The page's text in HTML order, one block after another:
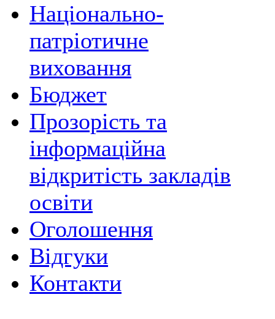
Національно-
патріотичне
виховання
Бюджет
Прозорість та
інформаційна
відкритість закладів
освіти
Оголошення
Відгуки
Контакти